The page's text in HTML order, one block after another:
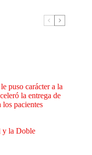
puso carácter a la
la entrega de
los pacientes
y la Doble